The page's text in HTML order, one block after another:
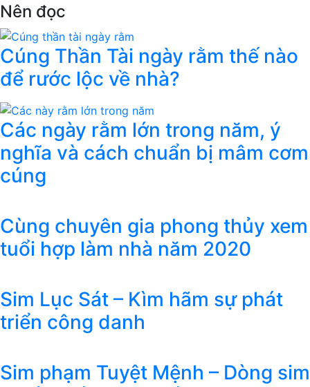
Nên đọc
Cúng Thần Tài ngày rằm thế nào
để rước lộc về nhà?
Các ngày rằm lớn trong năm, ý
nghĩa và cách chuẩn bị mâm cơm
cúng
Cùng chuyên gia phong thủy xem
tuổi hợp làm nhà năm 2020
Sim Lục Sát – Kìm hãm sự phát
triển công danh
Sim phạm Tuyệt Mệnh – Dòng sim